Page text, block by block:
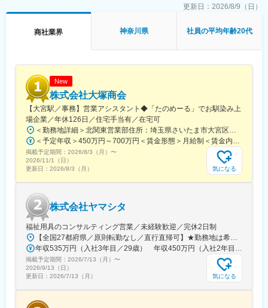
駅、内宿駅、柏の葉キャンパス駅、岩瀬駅、古河駅、鶴瀬駅、東
田駅(神奈川県)、向ケ丘遊園駅、北山田駅(神奈川県)、西武柳沢
駅、楡木駅、原木中山駅、東林間駅、東武宇都宮駅、秩父駅、小
竹向原駅、鶴間駅、西大島駅、新浦安駅、本蓮沼駅、相模原駅、
十条駅(東京都)、みどり台駅、東宿郷駅、江曽島駅、笠間駅、下館
駅、新守谷駅、流山おおたかの森駅、南柏駅、明大前駅、塚原
駅、瀬谷駅、北茅ケ崎駅、千葉ニュータウン中央駅、柏駅、西小
泉駅、公津の杜駅、八街駅、茂原駅、牛浜駅、藤沢駅、雑色駅、
西立川駅、北八王子駅、三鷹駅、曳舟駅、西葛西駅、逗子駅、宮
崎台駅、並木北駅、古淵駅、矢板駅、北真岡駅、伊勢原駅、淵野
辺駅、中野坂上駅、広電廿日市駅、安芸駅、土佐山田駅、大阪空
港駅(大阪モノレール)、狛江駅、芳賀台駅、学園前駅(奈良県)、上
保原駅、肥後橋駅、下板橋駅、登戸駅、東伏見駅、下総中山駅、
南林間駅、志村坂上駅、駅東公園前駅、下高井戸駅、岩原駅、熊
川駅、逗子・葉山駅、宮前平駅、並木中央駅、西新宿五丁目駅、
山陽女学園前駅、球場前駅(高知県)、大江橋駅、宇都宮駅東口駅
更新日： 2026/8/9（日）
商社業界 神奈川県 社員の平均年齢20代
New
株式会社大塚商会
【大宮駅／事務】営業アシスタント◆「たのめーる」でお馴染み上
場企業／年休126日／住宅手当有／在宅可
＜勤務地詳細＞北関東営業部住所：埼玉県さいたま市大宮区桜木町1-195-1 大宮ソラミチKOZ 12階受動喫煙対策：屋内全面禁煙変更の範囲：会社の定める事業所（リモートワーク含む）
＜予定年収＞450万円～700万円＜賃金形態＞月給制＜賃金内訳＞月額（基本給）：274,000円～400,000円＜月給＞274,000円～400,000円＜昇給有無＞有＜残業手当＞有＜給与補足＞※経験・スキルを考慮のうえ、当社規定にて決定■昇給：年1回■賞与：年2回（7月・12月）賃金はあくまでも目安の金額であり、選考を通じて上下する可能性があります。月給(月額)は固定手当を含めた表記です。
掲載予定期間： 2026/8/3（月） 〜
2026/11/1（日）
更新日： 2026/8/3（月） 気になる
株式会社ヤマシタ
福祉用具のコンサルティング営業／未経験歓迎／完休2日制
【全国27都府県／原則転勤なし／直行直帰可】★勤務地は希望を考慮★拠点により車通勤OK※充足状況により、ご希望の勤務地での募集が終了している場合があります。※転居を伴う転勤の有無は、半年ごとに希望を伺い、選択いただけます。■東北■・宮城県（仙台市）■関東■・東京都（東京23区など）・神奈川県（横浜市など）・埼玉県（さいたま市など）・千葉県（千葉市など）・茨城県（水戸市）・栃木県（宇都宮市／足利市）・群馬県（前橋市）■東海■・愛知県（名古屋市／豊田市／豊橋市／小牧市）・静岡県（静岡市／浜松市／沼津市／焼津市／富士市）・岐阜県（岐阜市）・三重県（四日市市）■信越・北陸■・長野県（長野市）・山梨県（甲府市）・石川県（金沢市）・富山県（富山市）・福井県（福井市）■関西■・大阪府・兵庫県（神戸市／尼崎市／姫路市）・京都府（京都市）・奈良県（奈良市／天理市）・滋賀県（大津市／彦根市）・和歌山県（和歌山市／田辺市）■中国■・広島県（広島市）・岡山県（岡山市）■四国■・香川県（高松市）■九州■・福岡県（福岡市）
年収535万円（入社3年目／29歳） 年収450万円（入社2年目／26歳）
掲載予定期間： 2026/7/13（月） 〜
2026/9/13（日）
更新日： 2026/7/13（月） 気になる